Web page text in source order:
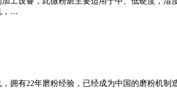
，…
拥有22年磨粉经验，已经成为中国的磨粉机